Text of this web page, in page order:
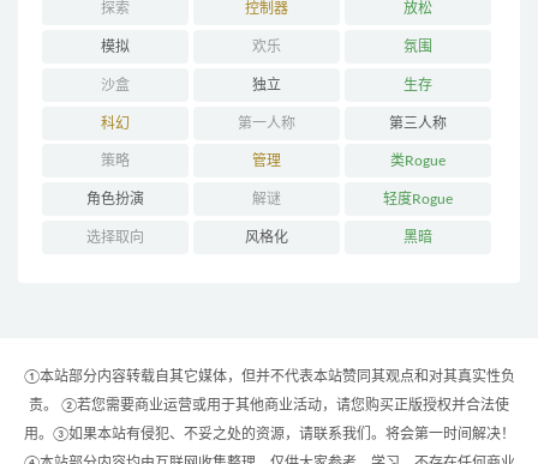
探索 控制器 放松
模拟 欢乐 氛围
沙盒 独立 生存
科幻 第一人称 第三人称
策略 管理 类Rogue
角色扮演 解谜 轻度Rogue
选择取向 风格化 黑暗
①本站部分内容转载自其它媒体，但并不代表本站赞同其观点和对其真实性负
责。 ②若您需要商业运营或用于其他商业活动，请您购买正版授权并合法使
用。③如果本站有侵犯、不妥之处的资源，请联系我们。将会第一时间解决！